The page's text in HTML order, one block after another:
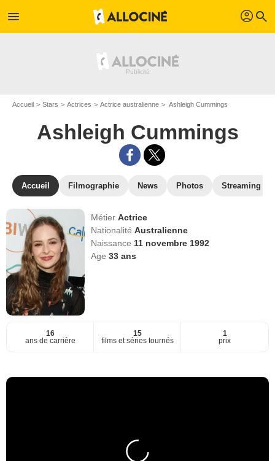
menu profil search
Accueil Stars Actrices Actrice australienne Ashleigh Cummings
Ashleigh Cummings
Accueil Filmographie News Photos Streaming
MétierActrice
NationalitéAustralienne
Naissance 11 novembre 1992
Age33 ans
16
ans de carrière
15
films et séries tournés
1
prix